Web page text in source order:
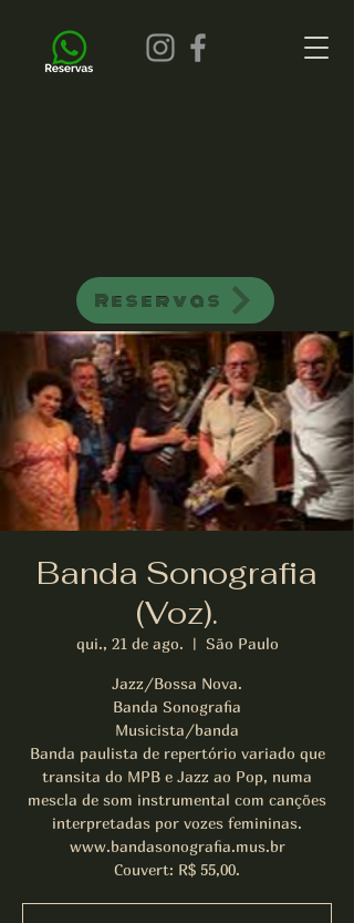
Reservas
Banda Sonografia
(Voz).
qui., 21 de ago.
  |
São Paulo
Jazz/Bossa Nova.
Banda Sonografia
Musicista/banda
Banda paulista de repertório variado que
transita do MPB e Jazz ao Pop, numa
mescla de som instrumental com canções
interpretadas por vozes femininas.
www.bandasonografia.mus.br
Couvert: R$ 55,00.